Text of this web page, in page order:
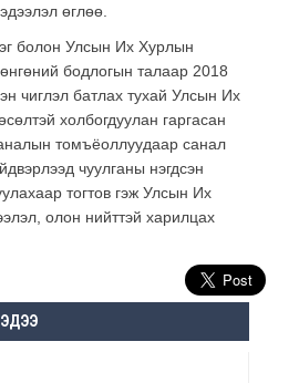
өглөө.
болон Улсын Их Хурлын
бодлогын талаар 2018
чиглэл батлах тухай Улсын Их
холбогдуулан гаргасан
томъёоллуудаар санал
чуулганы нэгдсэн
тогтов гэж Улсын Их
олон нийттэй харилцах